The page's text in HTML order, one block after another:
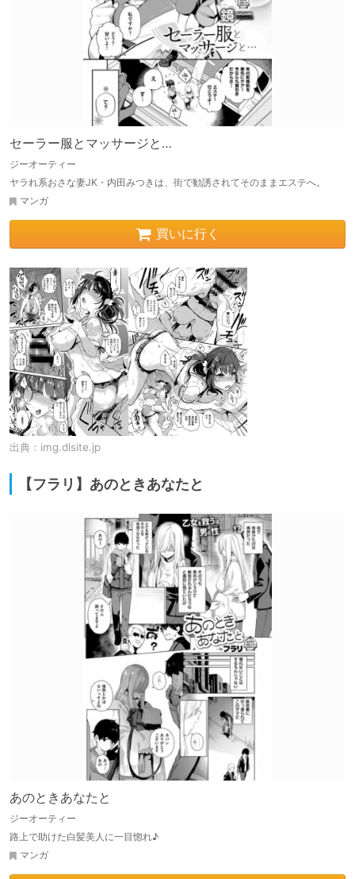
セーラー服とマッサージと…
ジーオーティー
ヤラれ系おさな妻JK・内田みつきは、街で勧誘されてそのままエステへ。
マンガ
買いに行く
出典： img.dlsite.jp
【フラリ】あのときあなたと
あのときあなたと
ジーオーティー
路上で助けた白髪美人に一目惚れ♪
マンガ